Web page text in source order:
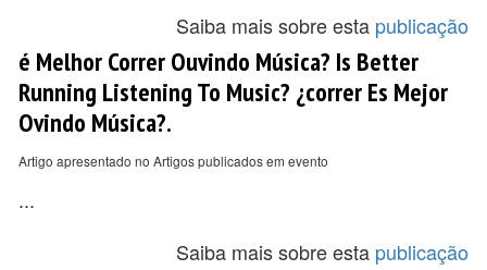
Saiba mais sobre esta publicação
é Melhor Correr Ouvindo Música? Is Better
Running Listening To Music? ¿correr Es Mejor
Ovindo Música?.
Artigo apresentado no Artigos publicados em evento
...
Saiba mais sobre esta publicação